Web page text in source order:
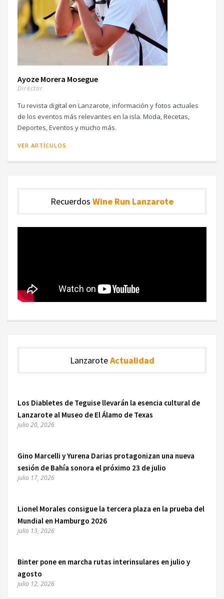
Ayoze Morera Mosegue
Director
Tu revista digital en Lanzarote, información y fotos actuales
de los eventos más relevantes en la isla. Moda, Recetas,
Deportes, Eventos y mucho más.
VER ARTÍCULOS
Recuerdos Wine Run Lanzarote
LanzaroteActualidad
Los Diabletes de Teguise llevarán la esencia cultural de
Lanzarote al Museo de El Álamo de Texas
julio 20, 2026
Gino Marcelli y Yurena Darias protagonizan una nueva
sesión de Bahía sonora el próximo 23 de julio
julio 17, 2026
Lionel Morales consigue la tercera plaza en la prueba del
Mundial en Hamburgo 2026
julio 13, 2026
Binter pone en marcha rutas interinsulares en julio y
agosto
julio 12, 2026